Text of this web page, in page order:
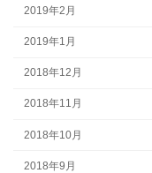
2019年2月
2019年1月
2018年12月
2018年11月
2018年10月
2018年9月